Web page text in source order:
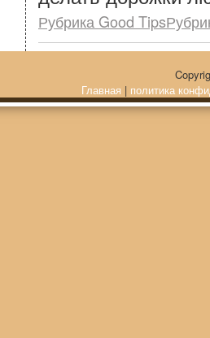
Рубрика Good
Главная | политика